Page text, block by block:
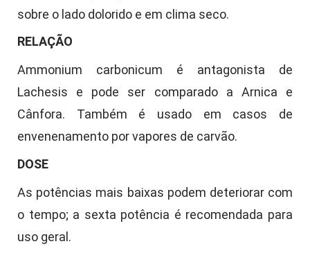
sobre o lado dolorido e em clima seco.
RELAÇÃO
Ammonium carbonicum é antagonista de
Lachesis e pode ser comparado a Arnica e
Cânfora. Também é usado em casos de
envenenamento por vapores de carvão.
DOSE
As potências mais baixas podem deteriorar com
o tempo; a sexta potência é recomendada para
uso geral.